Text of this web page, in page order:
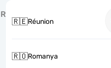
R
🇷🇪Réunion
🇷🇴Romanya